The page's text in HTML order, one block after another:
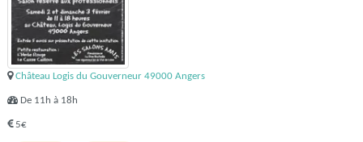
Château Logis du Gouverneur 49000 Angers
De 11h à 18h
5€